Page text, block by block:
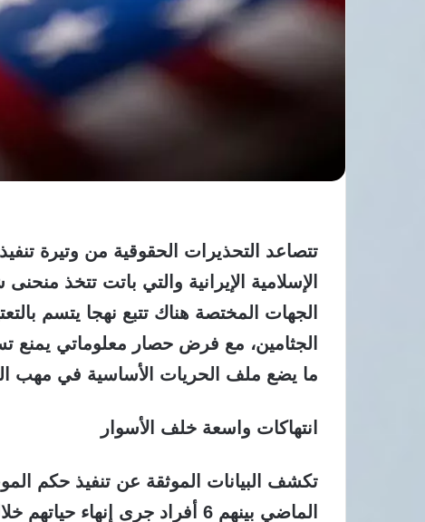
تتصاعد التحذيرات الحقوقية من وتيرة
الإسلامية الإيرانية والتي باتت تتخذ
الجهات المختصة هناك تتبع نهجا يتسم
الجثامين، مع فرض حصار معلوماتي يمنع
ما يضع ملف الحريات الأساسية في مهب
انتهاكات واسعة خلف الأسوار